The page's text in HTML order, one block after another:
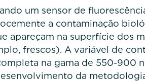
um sensor de
a contaminação
apareçam na superfície dos
frescos). A variável de
na gama de 550-900
da